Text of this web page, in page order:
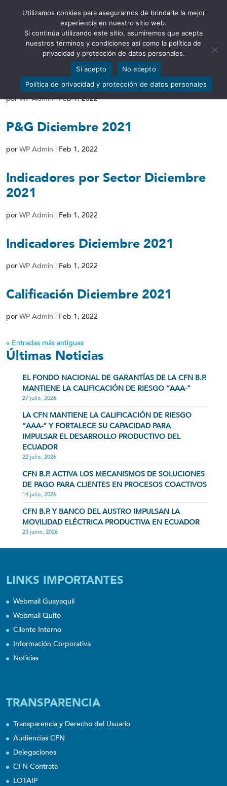
Abrir barra de herramientas
PT Diciembre 2021
porWP Admin|Feb 1, 2022
P&G Diciembre 2021
por WP Admin | Feb 1, 2022
Indicadores por Sector Diciembre
2021
por WP Admin | Feb 1, 2022
Indicadores Diciembre 2021
por WP Admin | Feb 1, 2022
Calificación Diciembre 2021
por WP Admin | Feb 1, 2022
« Entradas más antiguas
Últimas Noticias
EL FONDO NACIONAL DE GARANTÍAS DE LA CFN B.P.
MANTIENE LA CALIFICACIÓN DE RIESGO “AAA-”
27 julio, 2026
LA CFN MANTIENE LA CALIFICACIÓN DE RIESGO
“AAA-” Y FORTALECE SU CAPACIDAD PARA
IMPULSAR EL DESARROLLO PRODUCTIVO DEL
ECUADOR
22 julio, 2026
CFN B.P. ACTIVA LOS MECANISMOS DE SOLUCIONES
DE PAGO PARA CLIENTES EN PROCESOS COACTIVOS
14 julio, 2026
CFN B.P. Y BANCO DEL AUSTRO IMPULSAN LA
MOVILIDAD ELÉCTRICA PRODUCTIVA EN ECUADOR
23 junio, 2026
LINKS IMPORTANTES
Webmail Guayaquil
Webmail Quito
Cliente Interno
Información Corporativa
Noticias
TRANSPARENCIA
Transparencia y Derecho del Usuario
Audiencias CFN
Delegaciones
CFN Contrata
LOTAIP
Utilizamos cookies para asegurarnos de brindarle la mejor
experiencia en nuestro sitio web.
Si continúa utilizando este sitio, asumiremos que acepta
nuestros términos y condiciones así como la política de
privacidad y protección de datos personales.
Sí acepto
No acepto
Política de privacidad y protección de datos personales